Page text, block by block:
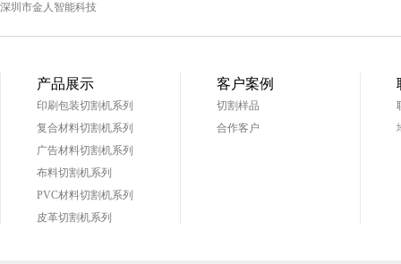
深圳市金人智能科技
产品展示
印刷包装切割机系列
复合材料切割机系列
广告材料切割机系列
布料切割机系列
PVC材料切割机系列
皮革切割机系列
客户案例
切割样品
合作客户